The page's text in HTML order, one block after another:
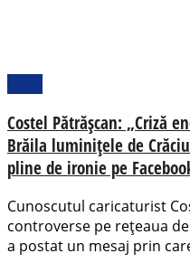
Costel Pătrășcan: „Criză
Brăila luminițele de
pline de ironie pe
Cunoscutul caricaturist
controverse pe rețeaua
a postat un mesaj prin